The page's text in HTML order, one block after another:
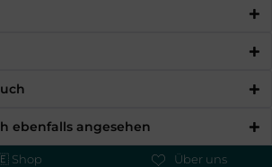
ebenfalls angesehen
Shop Über uns